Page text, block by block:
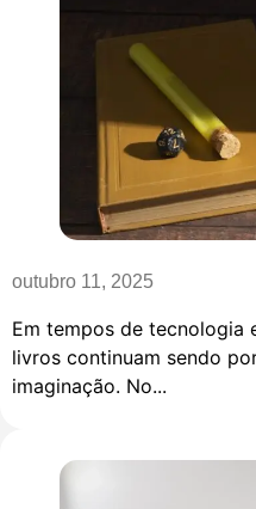
outubro 11, 2025
Em tempos de tecnologia
livros continuam sendo
imaginação. No...